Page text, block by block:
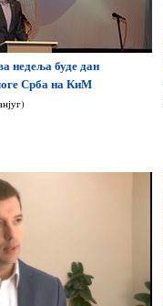
недеља буде дан
Срба на КиМ